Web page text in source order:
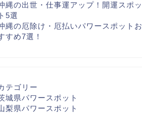
縄の出世・仕事運アップ！開運スポッ
ト5選
縄の厄除け・厄払いパワースポットお
すめ7選！
テゴリー
城県パワースポット
梨県パワースポット